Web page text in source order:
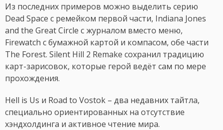
Из последних примеров можно выделить серию
Dead Space с ремейком первой части, Indiana Jones
and the Great Circle с журналом вместо меню,
Firewatch с бумажной картой и компасом, обе части
The Forest. Silent Hill 2 Remake сохранил традицию
карт-зарисовок, которые герой ведёт сам по мере
прохождения.
Hell is Us и Road to Vostok – два недавних тайтла,
специально ориентированных на отсутствие
хэндхолдинга и активное чтение мира.